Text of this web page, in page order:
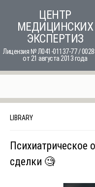
content
ЦЕНТР
МЕДИЦИНСКИХ
ЭКСПЕРТИЗ
Лицензия № Л041-01137-77 /
от 21 августа 2013 года
LIBRARY
Психиатрическое
сделки 🧐